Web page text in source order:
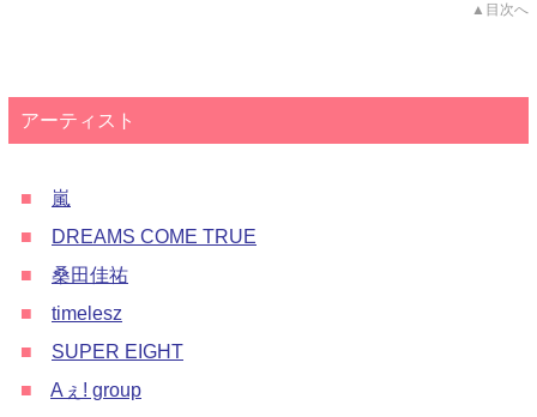
▲目次へ
アーティスト
■
嵐
■
DREAMS COME TRUE
■
桑田佳祐
■
timelesz
■
SUPER EIGHT
■
Aぇ! group